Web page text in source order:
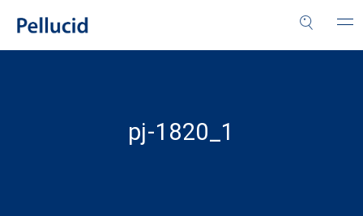
pj-1820_1